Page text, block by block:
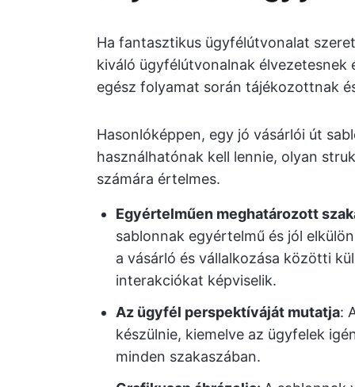
Ha fantasztikus ügyfélútvonalat
kiváló ügyfélútvonalnak
egész folyamat során tájékozottnak
Hasonlóképpen, egy jó vásárlói út
használhatónak kell lennie, olyan
számára értelmes.
Egyértelműen meghatározott
sablonnak egyértelmű és jól
a vásárló és vállalkozása közötti
interakciókat képviselik.
Az ügyfél perspektíváját mutatja:
készülnie, kiemelve az ügyfelek
minden szakaszában.